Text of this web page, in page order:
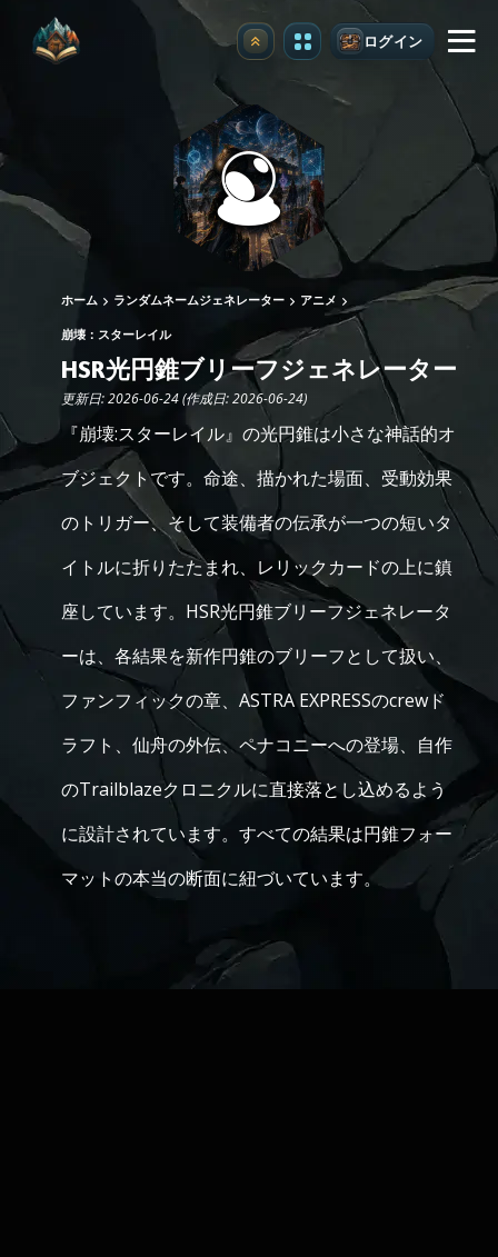
アップグレード ログイン
ホーム ランダムネームジェネレーター アニメ
崩壊：スターレイル
HSR光円錐ブリーフジェネレーター
更新日: 2026-06-24 (作成日: 2026-06-24)
『崩壊:スターレイル』の光円錐は小さな神話的オ
ブジェクトです。命途、描かれた場面、受動効果
のトリガー、そして装備者の伝承が一つの短いタ
イトルに折りたたまれ、レリックカードの上に鎮
座しています。HSR光円錐ブリーフジェネレータ
ーは、各結果を新作円錐のブリーフとして扱い、
ファンフィックの章、ASTRA EXPRESSのcrewド
ラフト、仙舟の外伝、ペナコニーへの登場、自作
のTrailblazeクロニクルに直接落とし込めるよう
に設計されています。すべての結果は円錐フォー
マットの本当の断面に紐づいています。